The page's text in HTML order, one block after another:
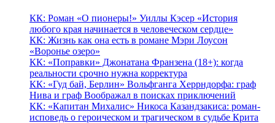
КК: Роман «О пионеры!» Уиллы Кэсер «История
любого края начинается в человеческом сердце»
КК: Жизнь как она есть в романе Мэри Лоусон
«Воронье озеро»
КК: «Поправки» Джонатана Франзена (18+): когда
реальности срочно нужна корректура
КК: «Гуд бай, Берлин» Вольфганга Херрндорфа: граф
Нива и граф Воображал в поисках приключений
КК: «Капитан Михалис» Никоса Казандзакиса: роман-
исповедь о героическом и трагическом в судьбе Крита